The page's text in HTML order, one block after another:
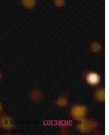
я выражаюсогласиена